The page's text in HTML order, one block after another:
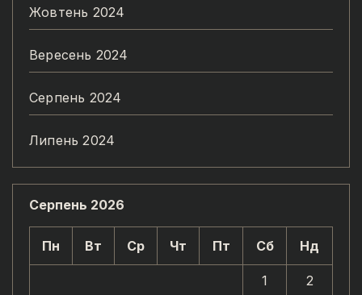
Жовтень 2024
Вересень 2024
Серпень 2024
Липень 2024
Серпень 2026
Пн Вт Ср Чт Пт Сб Нд
1
2